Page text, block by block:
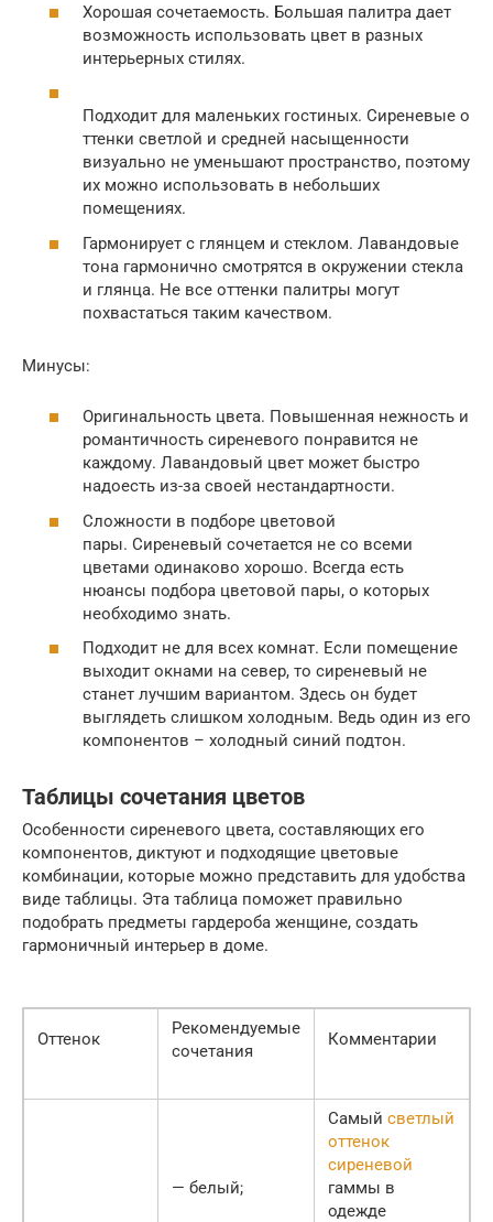
Хорошая сочетаемость. Большая палитра дает
возможность использовать цвет в разных
интерьерных стилях.
Подходит для маленьких гостиных. Сиреневые о
ттенки светлой и средней насыщенности
визуально не уменьшают пространство, поэтому
их можно использовать в небольших
помещениях.
Гармонирует с глянцем и стеклом. Лавандовые
тона гармонично смотрятся в окружении стекла
и глянца. Не все оттенки палитры могут
похвастаться таким качеством.
Минусы:
Оригинальность цвета. Повышенная нежность и
романтичность сиреневого понравится не
каждому. Лавандовый цвет может быстро
надоесть из-за своей нестандартности.
Сложности в подборе цветовой
пары. Сиреневый сочетается не со всеми
цветами одинаково хорошо. Всегда есть
нюансы подбора цветовой пары, о которых
необходимо знать.
Подходит не для всех комнат. Если помещение
выходит окнами на север, то сиреневый не
станет лучшим вариантом. Здесь он будет
выглядеть слишком холодным. Ведь один из его
компонентов – холодный синий подтон.
Таблицы сочетания цветов
Особенности сиреневого цвета, составляющих его
компонентов, диктуют и подходящие цветовые
комбинации, которые можно представить для удобства
виде таблицы. Эта таблица поможет правильно
подобрать предметы гардероба женщине, создать
гармоничный интерьер в доме.
Оттенок
Рекомендуемые
сочетания
Комментарии
— белый;
Самый светлый
оттенок
сиреневой
гаммы в
одежде